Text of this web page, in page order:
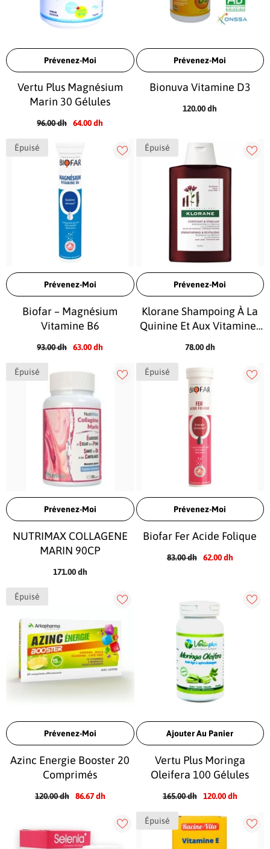
Prévenez-Moi
Vertu Plus Magnésium
Marin 30 Gélules
96.00 dh 64.00 dh
Prévenez-Moi
Bionuva Vitamine D3
120.00 dh
Épuisé
Prévenez-Moi
Biofar – Magnésium
Vitamine B6
93.00 dh 63.00 dh
Épuisé
Prévenez-Moi
Klorane Shampoing À La
Quinine Et Aux Vitamines
78.00 dh
Épuisé
Prévenez-Moi
NUTRIMAX COLLAGENE
MARIN 90CP
171.00 dh
Épuisé
Prévenez-Moi
Biofar Fer Acide Folique
83.00 dh 62.00 dh
Épuisé
Prévenez-Moi
Azinc Energie Booster 20
Comprimés
120.00 dh 86.67 dh
Ajouter Au Panier
Vertu Plus Moringa
Oleifera 100 Gélules
165.00 dh 120.00 dh
Épuisé